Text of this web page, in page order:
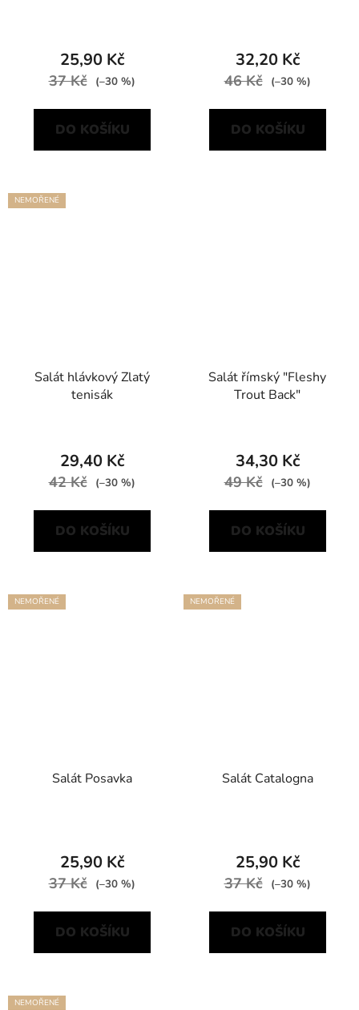
25,90 Kč
37 Kč (–30 %)
DO KOŠÍKU
32,20 Kč
46 Kč (–30 %)
DO KOŠÍKU
NEMOŘENÉ
Salát hlávkový Zlatý
tenisák
29,40 Kč
42 Kč (–30 %)
DO KOŠÍKU
Salát římský "Fleshy
Trout Back"
34,30 Kč
49 Kč (–30 %)
DO KOŠÍKU
NEMOŘENÉ
Salát Posavka
25,90 Kč
37 Kč (–30 %)
DO KOŠÍKU
NEMOŘENÉ
Salát Catalogna
25,90 Kč
37 Kč (–30 %)
DO KOŠÍKU
NEMOŘENÉ